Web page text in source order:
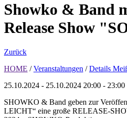
Showko & Band
Release Show
Zurück
HOME / Veranstaltungen / Details
25.10.2024 - 25.10.2024 20:00 -
SHOWKO & Band geben zur
LEICHT“ eine große RELEASE-